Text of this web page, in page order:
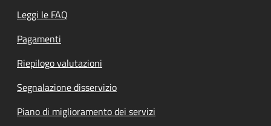
Leggi le FAQ
Pagamenti
Riepilogo valutazioni
Segnalazione disservizio
Piano di miglioramento dei servizi